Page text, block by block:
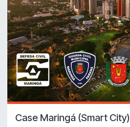
Case Maringá (Smart City)